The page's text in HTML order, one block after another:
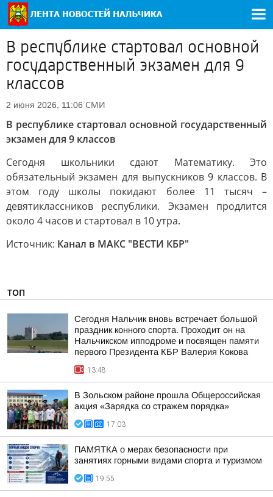
В республике стартовал основной
государственный экзамен для 9
классов
2 июня 2026, 11:06 СМИ
В республике стартовал основной государственный
экзамен для 9 классов
Сегодня школьники сдают Математику. Это
обязательный экзамен для выпускников 9 классов. В
этом году школы покидают более 11 тысяч –
девятиклассников республики. Экзамен продлится
около 4 часов и стартовал в 10 утра.
Источник: Канал в МАКС "ВЕСТИ КБР"
ТОП
Сегодня Нальчик вновь встречает большой
праздник конного спорта. Проходит он на
Нальчикском ипподроме и посвящен памяти
первого Президента КБР Валерия Кокова
13:48
В Зольском районе прошла Общероссийская
акция «Зарядка со стражем порядка»
17:03
ПАМЯТКА о мерах безопасности при
занятиях горными видами спорта и туризмом
19:55